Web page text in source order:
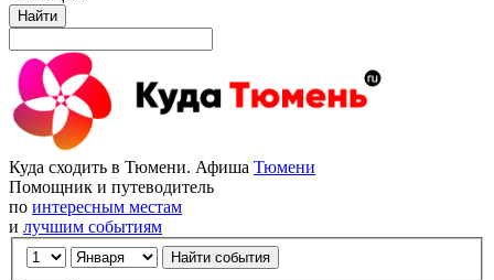
Найти
Куда сходить в Тюмени. Афиша Тюмени
Помощник и путеводитель
по интересным местам
и лучшим событиям